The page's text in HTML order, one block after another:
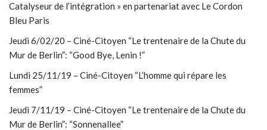
Catalyseur de l’intégration » en partenariat avec Le Cordon
Bleu Paris
Jeudi 6/02/20 – Ciné-Citoyen “Le trentenaire de la Chute du
Mur de Berlin”: “Good Bye, Lenin !”
Lundi 25/11/19 – Ciné-Citoyen “L’homme qui répare les
femmes”
Jeudi 7/11/19 – Ciné-Citoyen “Le trentenaire de la Chute du
Mur de Berlin”: “Sonnenallee”